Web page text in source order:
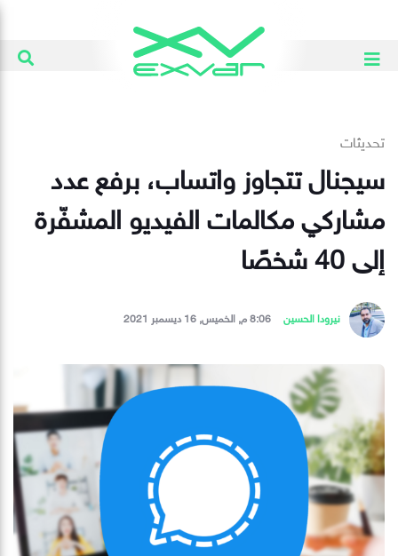
تحديثات
سيجنال تتجاوز واتساب، برفع عدد
مشاركي مكالمات الفيديو المشفّرة
إلى 40 شخصًا
نيرودا الحسين 8:06 م, الخميس, 16 ديسمبر 2021